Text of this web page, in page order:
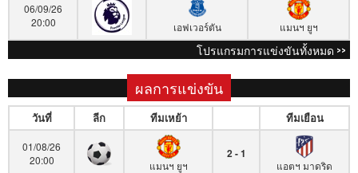
06/09/26
20:00
เอฟเวอร์ตัน แมนฯ ยูฯ
โปรแกรมการแข่งขันทั้งหมด >>
ผลการแข่งขัน
วันที่ ลีก ทีมเหย้า ทีมเยือน
01/08/26
20:00
แมนฯ ยูฯ
2 - 1
แอตฯ มาดริด